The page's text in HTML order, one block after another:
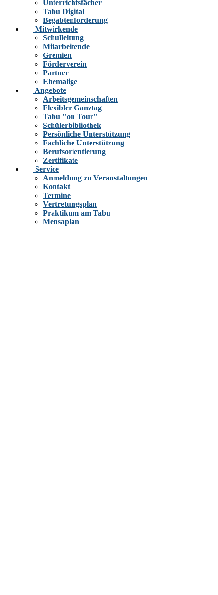
Unterrichtsfächer
Tabu Digital
Begabtenförderung
Mitwirkende
Schulleitung
Mitarbeitende
Gremien
Förderverein
Partner
Ehemalige
Angebote
Arbeitsgemeinschaften
Flexibler Ganztag
Tabu "on Tour"
Schülerbibliothek
Persönliche Unterstützung
Fachliche Unterstützung
Berufsorientierung
Zertifikate
Service
Anmeldung zu Veranstaltungen
Kontakt
Termine
Vertretungsplan
Praktikum am Tabu
Mensaplan